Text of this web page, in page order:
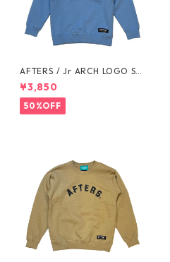
AFTERS / Jr ARCH LOGO SW
EAT
¥3,850
50%OFF